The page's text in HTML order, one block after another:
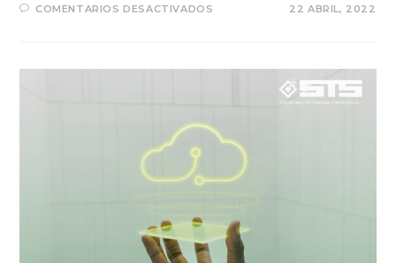
COMENTARIOS DESACTIVADOS 22 ABRIL, 2022